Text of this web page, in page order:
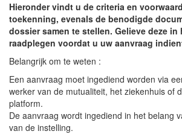
Hieronder vindt u de criteria en
toekenning, evenals de benodigde
dossier samen te stellen. Gelieve deze in
raadplegen voordat u uw aanvraag
Belangrijk om te weten :
Een aanvraag moet ingediend worden via
werker van de mutualiteit, het ziekenhuis of
platform.
De aanvraag wordt ingediend in het belang
van de instelling.